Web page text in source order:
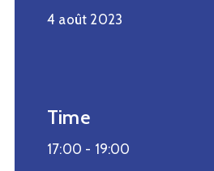
4 août 2023
Time
17:00 - 19:00